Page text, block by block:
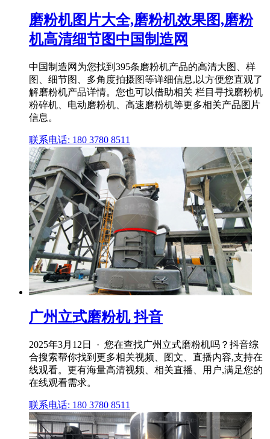
磨粉机图片大全,磨粉机效果图,磨粉
机高清细节图中国制造网
中国制造网为您找到395条磨粉机产品的高清大图、样
图、细节图、多角度拍摄图等详细信息,以方便您直观了
解磨粉机产品详情。您也可以借助相关 栏目寻找磨粉机
粉碎机、电动磨粉机、高速磨粉机等更多相关产品图片
信息。
联系电话: 180 3780 8511
广州立式磨粉机 抖音
2025年3月12日 · 您在查找广州立式磨粉机吗？抖音综
合搜索帮你找到更多相关视频、图文、直播内容,支持在
线观看。更有海量高清视频、相关直播、用户,满足您的
在线观看需求。
联系电话: 180 3780 8511